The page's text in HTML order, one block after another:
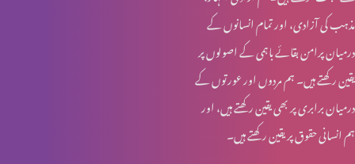
یسوع (عیسا) نے مردہ ماں کو زندہ کر دیا
انڈیا اور پاکستان میں تناؤ: حال کیا ہے؟
مذہب کی آزادی، اور تمام انسانوں کے
درمیان پرامن بقائے باہمی کے اصولوں پر
یقین رکھتے ہیں۔ ہم مردوں اور عورتوں کے
درمیان برابری پر بھی یقین رکھتے ہیں، اور
ہم انسانی حقوق پر یقین رکھتے ہیں۔